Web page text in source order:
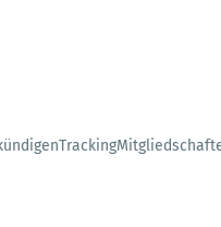
Tracking